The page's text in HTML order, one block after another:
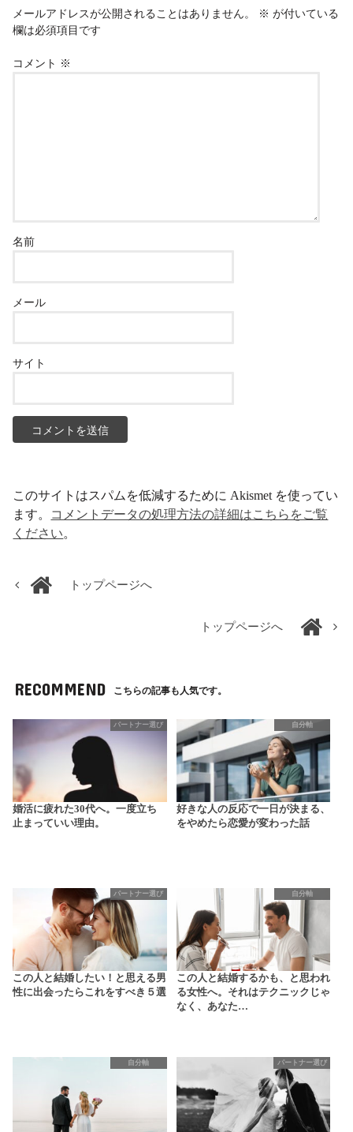
メールアドレスが公開されることはありません。 ※ が付いている
欄は必須項目です
コメント ※
名前
メール
サイト
このサイトはスパムを低減するために Akismet を使ってい
ます。 コメントデータの処理方法の詳細はこちらをご覧
ください。
トップページへ
トップページへ
RECOMMEND こちらの記事も人気です。
パートナー選び
婚活に疲れた30代へ。一度立ち
止まっていい理由。
自分軸
好きな人の反応で一日が決まる、
をやめたら恋愛が変わった話
パートナー選び
この人と結婚したい！と思える男
性に出会ったらこれをすべき５選
自分軸
この人と結婚するかも、と思われ
る女性へ。それはテクニックじゃ
なく、あなた…
自分軸 パートナー選び